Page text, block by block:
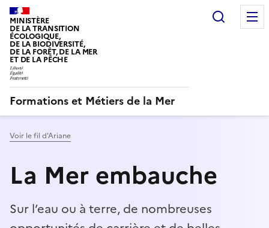
MINISTÈRE
DE LA TRANSITION
ÉCOLOGIQUE,
DE LA BIODIVERSITÉ,
DE LA FORÊT, DE LA MER
ET DE LA PÊCHE
LIBERTÉ, ÉGALITÉ, FRATERNITÉ
Formations et Métiers de la Mer
Voir le fil d'Ariane
La Mer embauche
Sur l’eau ou à terre, de nombreuses